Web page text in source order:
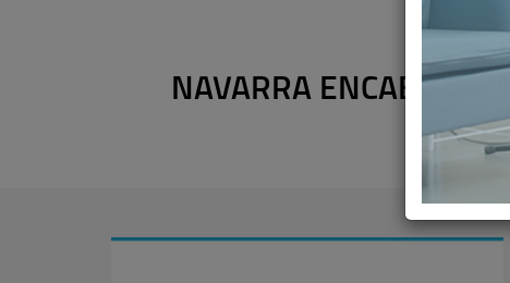
NAVARRA ENCABEZA